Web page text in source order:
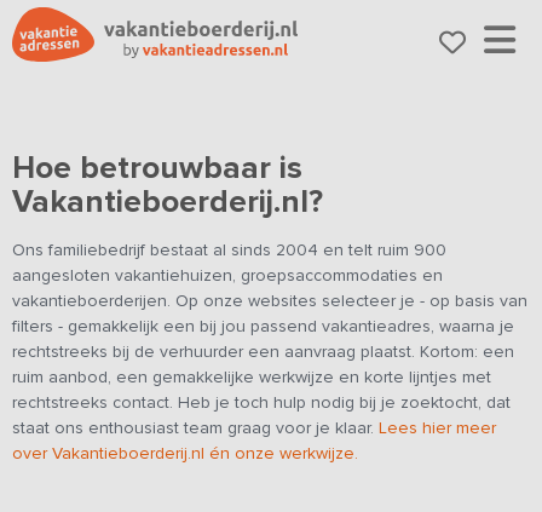
Hoe betrouwbaar is
Vakantieboerderij.nl?
Ons familiebedrijf bestaat al sinds 2004 en telt ruim 900
aangesloten vakantiehuizen, groepsaccommodaties en
vakantieboerderijen. Op onze websites selecteer je - op basis van
filters - gemakkelijk een bij jou passend vakantieadres, waarna je
rechtstreeks bij de verhuurder een aanvraag plaatst. Kortom: een
ruim aanbod, een gemakkelijke werkwijze en korte lijntjes met
rechtstreeks contact. Heb je toch hulp nodig bij je zoektocht, dat
staat ons enthousiast team graag voor je klaar. Lees hier meer
over Vakantieboerderij.nl én onze werkwijze.